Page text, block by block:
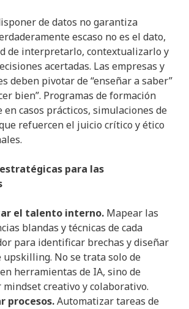
de datos no garantiza
escaso no es el dato,
de interpretarlo, contextualizarlo y
acertadas. Las empresas y
deben pivotar de “enseñar a saber”
bien”. Programas de formación
casos prácticos, simulaciones de
refuercen el juicio crítico y ético
para las
el talento interno. Mapear las
blandas y técnicas de cada
para identificar brechas y diseñar
upskilling. No se trata solo de
herramientas de IA, sino de
creativo y colaborativo.
procesos.Automatizar tareas de